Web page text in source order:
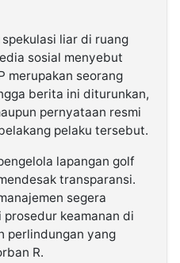
liar di ruang
sosial menyebut
merupakan seorang
berita ini diturunkan,
pernyataan resmi
pelaku tersebut.
lapangan golf
transparansi.
segera
prosedur keamanan di
perlindungan yang
R.